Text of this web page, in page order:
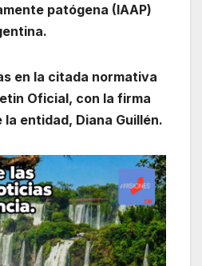
patógena (IAAP)
en la citada normativa
Oficial, con la firma
entidad, Diana Guillén.